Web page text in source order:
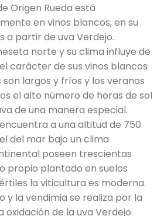
Origen Rueda está
en vinos blancos, en su
a partir de uva Verdejo.
norte y su clima influye de
carácter de sus vinos blancos
son largos y fríos y los veranos
el alto número de horas de sol
de una manera especial.
a una altitud de 750
del mar bajo un clima
poseen trescientas
propio plantado en suelos
la viticultura es moderna.
y la vendimia se realiza por la
de la uva Verdejo.